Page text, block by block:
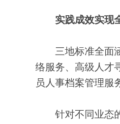
实践成效实现
三地标准全面涵
络服务、高级人才
员人事档案管理服
针对不同业态的